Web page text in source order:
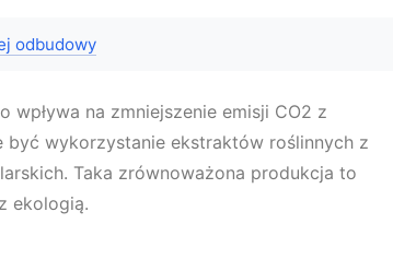
odbudowy
na zmniejszenie emisji CO2 z
być wykorzystanie ekstraktów roślinnych z
Taka zrównoważona produkcja to
ekologią.